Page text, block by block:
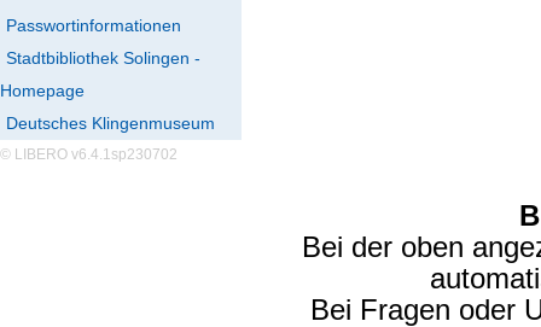
Passwortinformationen
Stadtbibliothek Solingen -
Homepage
Deutsches Klingenmuseum
© LIBERO v6.4.1sp230702
Bei der oben
Bei Fragen oder